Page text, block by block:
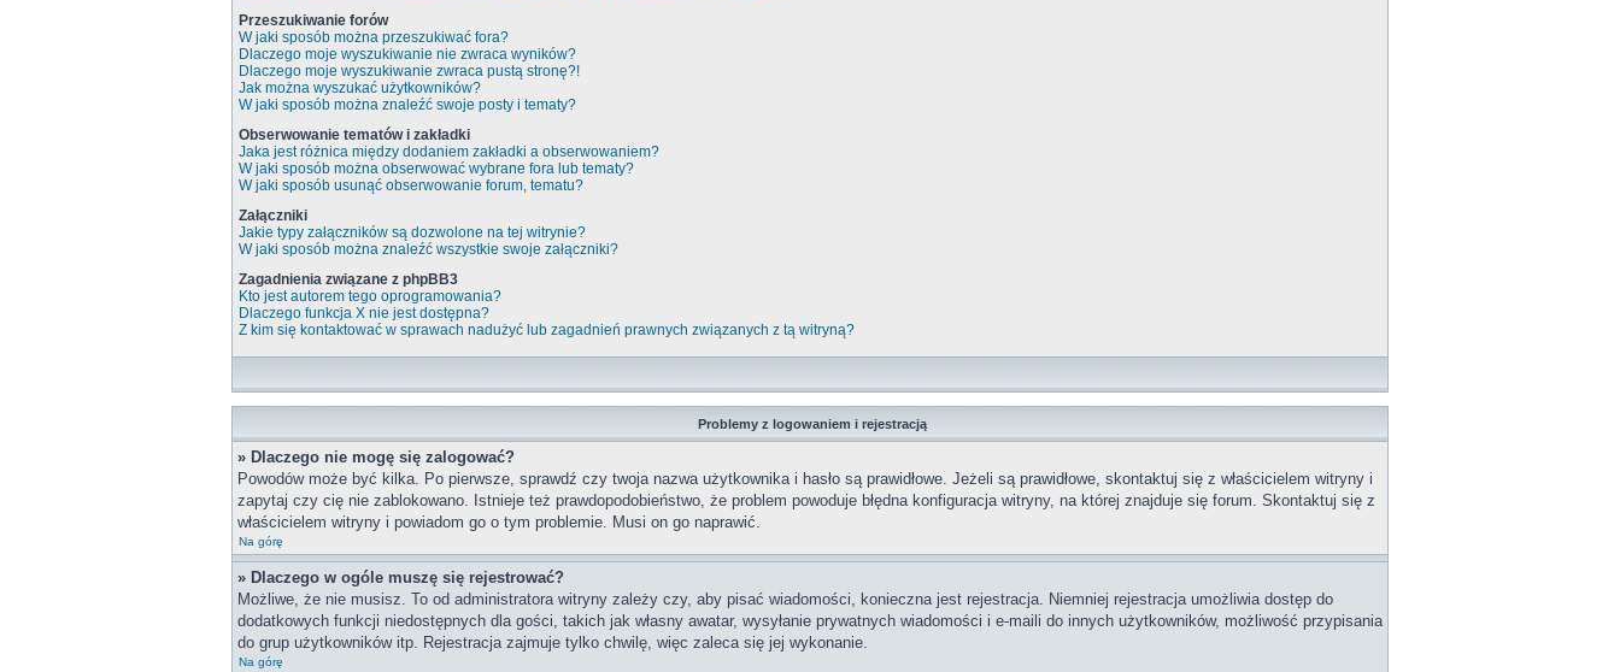
Przeszukiwanie forów
W jaki sposób można przeszukiwać fora?
Dlaczego moje wyszukiwanie nie zwraca wyników?
Dlaczego moje wyszukiwanie zwraca pustą stronę?!
Jak można wyszukać użytkowników?
W jaki sposób można znaleźć swoje posty i tematy?
Obserwowanie tematów i zakładki
Jaka jest różnica między dodaniem zakładki a obserwowaniem?
W jaki sposób można obserwować wybrane fora lub tematy?
W jaki sposób usunąć obserwowanie forum, tematu?
Załączniki
Jakie typy załączników są dozwolone na tej witrynie?
W jaki sposób można znaleźć wszystkie swoje załączniki?
Zagadnienia związane z phpBB3
Kto jest autorem tego oprogramowania?
Dlaczego funkcja X nie jest dostępna?
Z kim się kontaktować w sprawach nadużyć lub zagadnień prawnych związanych z tą witryną?
Problemy z logowaniem i rejestracją
» Dlaczego nie mogę się zalogować?
Powodów może być kilka. Po pierwsze, sprawdź czy twoja nazwa użytkownika i hasło są prawidłowe. Jeżeli są prawidłowe, skontaktuj się z właścicielem witryny i
zapytaj czy cię nie zablokowano. Istnieje też prawdopodobieństwo, że problem powoduje błędna konfiguracja witryny, na której znajduje się forum. Skontaktuj się z
właścicielem witryny i powiadom go o tym problemie. Musi on go naprawić.
Na górę
» Dlaczego w ogóle muszę się rejestrować?
Możliwe, że nie musisz. To od administratora witryny zależy czy, aby pisać wiadomości, konieczna jest rejestracja. Niemniej rejestracja umożliwia dostęp do
dodatkowych funkcji niedostępnych dla gości, takich jak własny awatar, wysyłanie prywatnych wiadomości i e-maili do innych użytkowników, możliwość przypisania
do grup użytkowników itp. Rejestracja zajmuje tylko chwilę, więc zaleca się jej wykonanie.
Na górę